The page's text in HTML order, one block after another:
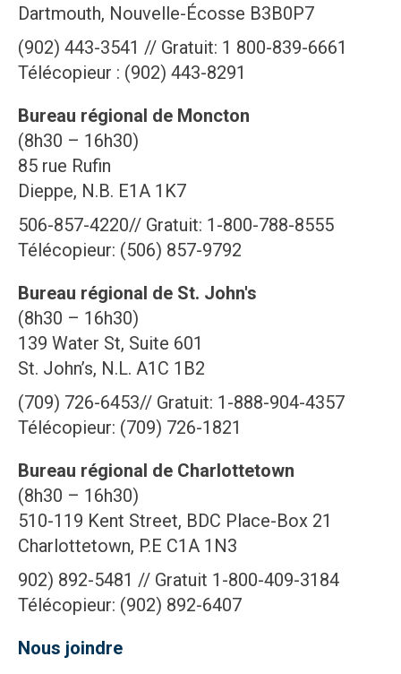
Dartmouth, Nouvelle-Écosse B3B0P7
(902) 443-3541 // Gratuit: 1 800-839-6661
Télécopieur : (902) 443-8291
Bureau régional de Moncton
(8h30 – 16h30)
85 rue Rufin
Dieppe, N.B. E1A 1K7
506-857-4220// Gratuit: 1-800-788-8555
Télécopieur: (506) 857-9792
Bureau régional de St. John's
(8h30 – 16h30)
139 Water St, Suite 601
St. John’s, N.L. A1C 1B2
(709) 726-6453// Gratuit: 1-888-904-4357
Télécopieur: (709) 726-1821
Bureau régional de Charlottetown
(8h30 – 16h30)
510-119 Kent Street, BDC Place-Box 21
Charlottetown, P.E C1A 1N3
902) 892-5481 // Gratuit 1-800-409-3184
Télécopieur: (902) 892-6407
Nous joindre